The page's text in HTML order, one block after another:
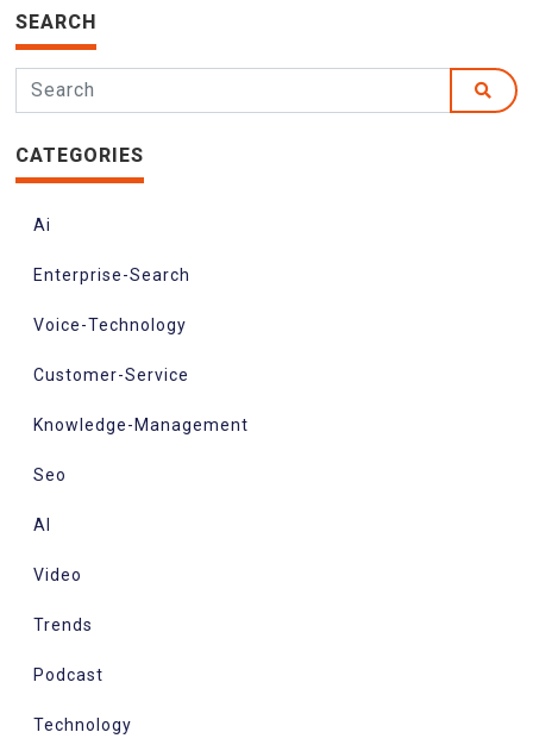
SEARCH
CATEGORIES
Ai
Enterprise-Search
Voice-Technology
Customer-Service
Knowledge-Management
Seo
AI
Video
Trends
Podcast
Technology